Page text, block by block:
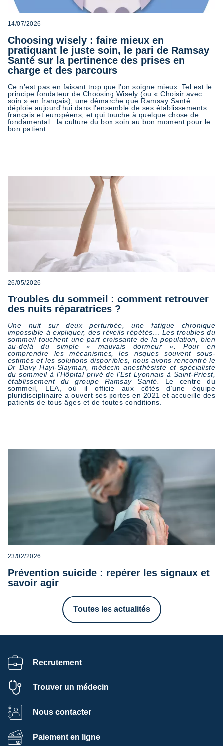
14/07/2026
Choosing wisely : faire mieux en
pratiquant le juste soin, le pari de Ramsay
Santé sur la pertinence des prises en
charge et des parcours
Ce n’est pas en faisant trop que l’on soigne mieux. Tel est le
principe fondateur de Choosing Wisely (ou « Choisir avec
soin » en français), une démarche que Ramsay Santé
déploie aujourd'hui dans l'ensemble de ses établissements
français et européens, et qui touche à quelque chose de
fondamental : la culture du bon soin au bon moment pour le
bon patient.
26/05/2026
Troubles du sommeil : comment retrouver
des nuits réparatrices ?
Une nuit sur deux perturbée, une fatigue chronique
impossible à expliquer, des réveils répétés… Les troubles du
sommeil touchent une part croissante de la population, bien
au-delà du simple « mauvais dormeur ». Pour en
comprendre les mécanismes, les risques souvent sous-
estimés et les solutions disponibles, nous avons rencontré le
Dr Davy Hayi-Slayman, médecin anesthésiste et spécialiste
du sommeil à l’Hôpital privé de l’Est Lyonnais à Saint-Priest,
établissement du groupe Ramsay Santé. Le centre du
sommeil, LEA, où il officie aux côtés d’une équipe
pluridisciplinaire a ouvert ses portes en 2021 et accueille des
patients de tous âges et de toutes conditions.
23/02/2026
Prévention suicide : repérer les signaux et
savoir agir
Toutes les actualités
Recrutement
Trouver un médecin
Nous contacter
Paiement en ligne